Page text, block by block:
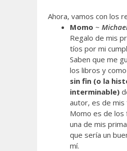
Ahora, vamos con los
Momo ~
Regalo de mis
tíos por mi
Saben que me
los libros y como
sin fin (o la
interminable)
autor, es de
Momo es de
una de mis
que sería un
mí.